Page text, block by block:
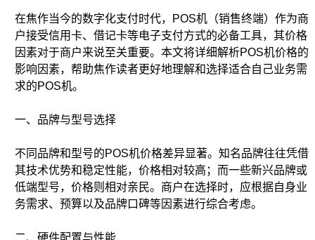
在焦作当今的数字化支付时代，POS机（销售终端）作为商
户接受信用卡、借记卡等电子支付方式的必备工具，其价格
因素对于商户来说至关重要。本文将详细解析POS机价格的
影响因素，帮助焦作读者更好地理解和选择适合自己业务需
求的POS机。
一、品牌与型号选择
不同品牌和型号的POS机价格差异显著。知名品牌往往凭借
其技术优势和稳定性能，价格相对较高；而一些新兴品牌或
低端型号，价格则相对亲民。商户在选择时，应根据自身业
务需求、预算以及品牌口碑等因素进行综合考虑。